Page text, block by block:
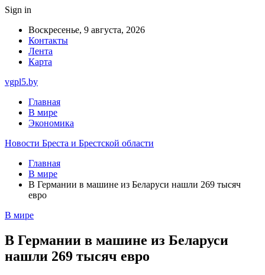
Sign in
Воскресенье, 9 августа, 2026
Контакты
Лента
Карта
vgpl5.by
Главная
В мире
Экономика
Новости Бреста и Брестской области
Главная
В мире
В Германии в машине из Беларуси нашли 269 тысяч
евро
В мире
В Германии в машине из Беларуси
нашли 269 тысяч евро